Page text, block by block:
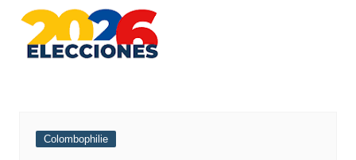
Colombophilie